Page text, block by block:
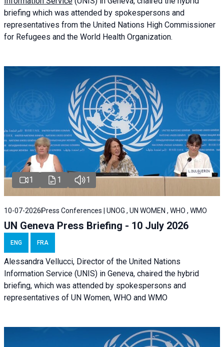
briefing which was attended by spokespersons and
representatives from the United Nations High Commissioner
for Refugees and the World Health Organization.
1 1 1
10-07-2026 Press Conferences | UNOG , UN WOMEN , WHO , WMO
UN Geneva Press Briefing - 10 July 2026
ENG FRA
Alessandra Vellucci, Director of the United Nations
Information Service (UNIS) in Geneva, chaired the hybrid
briefing, which was attended by spokespersons and
representatives of UN Women, WHO and WMO